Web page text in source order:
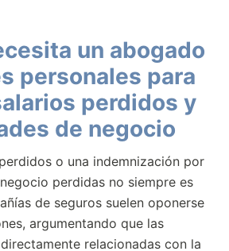
un abogado
personales para
perdidos y
de negocio
o una indemnización por
perdidas no siempre es
de seguros suelen oponerse
argumentando que las
relacionadas con la